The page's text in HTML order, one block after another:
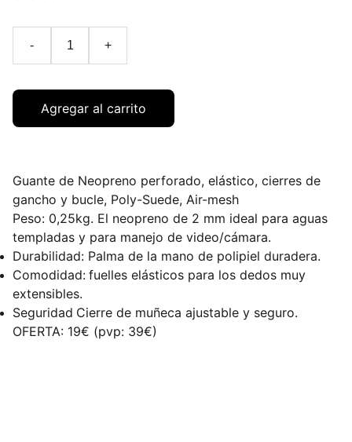
- +
Agregar al carrito
Guante de Neopreno perforado, elástico, cierres de
gancho y bucle, Poly-Suede, Air-mesh
Peso: 0,25kg. El neopreno de 2 mm ideal para aguas
templadas y para manejo de video/cámara.
Durabilidad: Palma de la mano de polipiel duradera.
Comodidad: fuelles elásticos para los dedos muy
extensibles.
Seguridad Cierre de muñeca ajustable y seguro.
OFERTA: 19€ (pvp: 39€)